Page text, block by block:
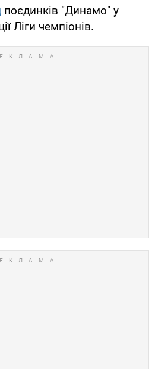
поєдинків "Динамо" у
Ліги чемпіонів.